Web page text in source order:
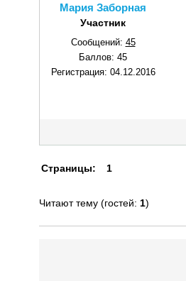
Мария Заборная
Участник
Сообщений: 45
Баллов: 45
Регистрация: 04.12.2016
Страницы: 1
Читают тему (гостей: 1)